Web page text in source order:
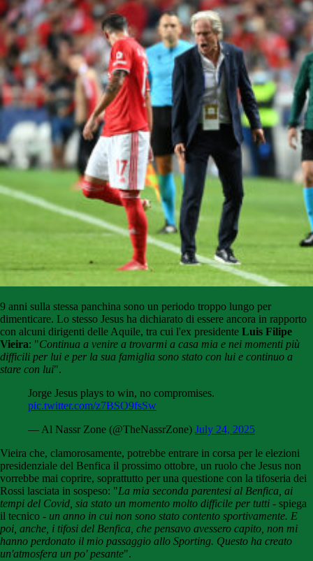
9 anni sulla stessa panchina sono un periodo troppo lungo per
dimenticare. Lo stesso Jesus ha dichiarato di essere ancora in rapporto
con alcuni dirigenti delle Aquile, tra cui l'ex presidente Luis Filipe
Vieira: "Continua a venire a trovarmi a casa mia e nei momenti più
difficili per lui e per la sua famiglia sono stato con lui e continuo a
stare con lui".
Jorge Jesus plays to win, no compromises.
pic.twitter.com/z7BSO9fsSw
— Al Nassr Zone (@TheNassrZone) July 24, 2025
Vieira che, clamorosamente, potrebbe entrare in corsa per le elezioni
presidenziale del Benfica il prossimo ottobre, un ruolo che Jesus non
vorrebbe mai coprire, soprattutto per una questione con la tifoseria dei
Rossi lasciata in sospeso: "La mia seconda parentesi al Benfica, ai
tempi del Covid, sia stato un momento molto difficile per tutti - spiega
il tecnico - un anno in cui non sono stato contento sportivamente. E
poi, anche, i tifosi del Benfica, che pensavo avessero capito, non mi
hanno perdonato il mio passaggio allo Sporting. Questo ha creato
un'atmosfera un po' pesante".